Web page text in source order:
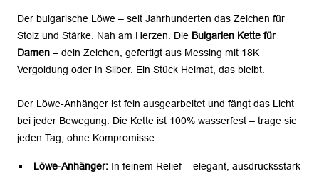
Der bulgarische Löwe – seit Jahrhunderten das Zeichen für
Stolz und Stärke. Nah am Herzen. Die Bulgarien Kette für
Damen – dein Zeichen, gefertigt aus Messing mit 18K
Vergoldung oder in Silber. Ein Stück Heimat, das bleibt.
Der Löwe-Anhänger ist fein ausgearbeitet und fängt das Licht
bei jeder Bewegung. Die Kette ist 100% wasserfest – trage sie
jeden Tag, ohne Kompromisse.
Löwe-Anhänger:In feinem Relief – elegant, ausdrucksstark